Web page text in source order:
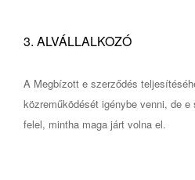
3. ALVÁLLALKOZÓ
A Megbízott e szerződés
közreműködését igénybe venni, de
felel, mintha maga járt volna el.